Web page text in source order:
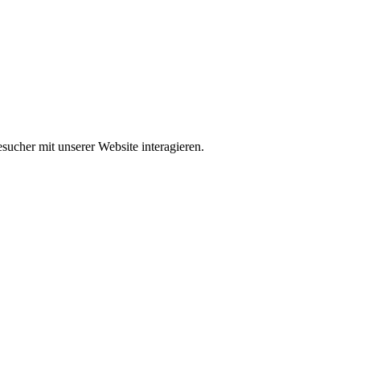
mit unserer Website interagieren.